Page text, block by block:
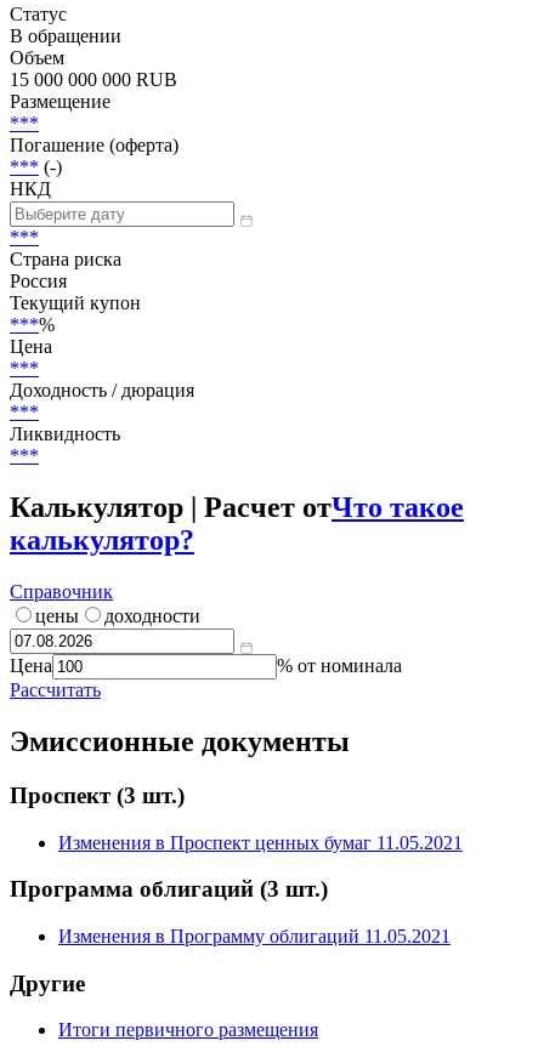
НКР
|***
***
Статус
В обращении
Объем
15 000 000 000 RUB
Размещение
***
Погашение (оферта)
***
НКД
***
Страна риска
Россия
Текущий купон
***
Цена
***
***
Ликвидность
***
Калькулятор | Расчет от
калькулятор?
Справочник
цены
Цена
% от номинала
Проспект (3 шт.)
Изменения в Проспект ценных бумаг 11.05.2021
Программа облигаций
Изменения в Программу облигаций 11.05.2021